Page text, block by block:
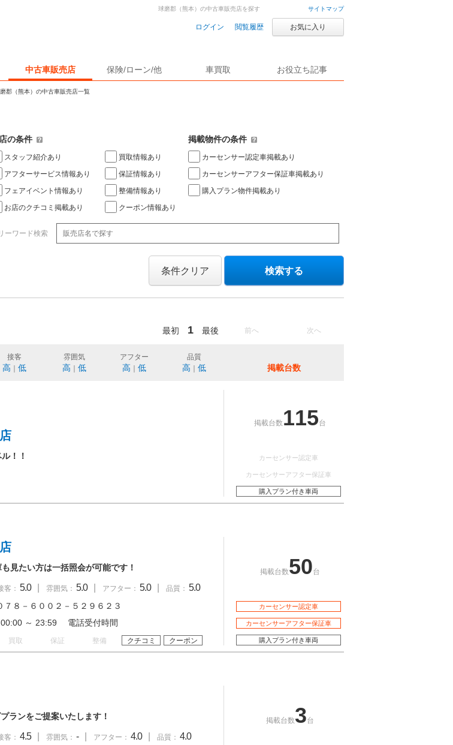
サイトマップ
ログイン 閲覧履歴 お気に入り
中古車販売店 保険/ローン/他 車買取 お役立ち記事
郡（熊本）の中古車販売店一覧
球磨郡（熊本）の中古車販売店を探す
の条件
スタッフ紹介あり
アフターサービス情報あり
フェアイベント情報あり
お店のクチコミ掲載あり
買取情報あり
保証情報あり
整備情報あり
クーポン情報あり
掲載物件の条件
カーセンサー認定車掲載あり
カーセンサーアフター保証車掲載あり
購入プラン物件掲載あり
ーワード検索
条件クリア 検索する
前へ 次へ
最初 1 最後
接客
高 低
雰囲気
高 低
アフター
高 低
品質
高 低 掲載台数
！！
掲載台数 115台
カーセンサー認定車
カーセンサーアフター保証車
購入プラン付き車両
見たい方は一括照会が可能です！
客： 5.0 雰囲気： 5.0 アフター： 5.0 品質： 5.0
８－６００２－５２９６２３
～ 23:59 電話受付時間
買取 保証 整備 クチコミ クーポン
掲載台数50台
カーセンサー認定車
カーセンサーアフター保証車
購入プラン付き車両
ランをご提案いたします！
客： 4.5 雰囲気： - アフター： 4.0 品質： 4.0
掲載台数3台